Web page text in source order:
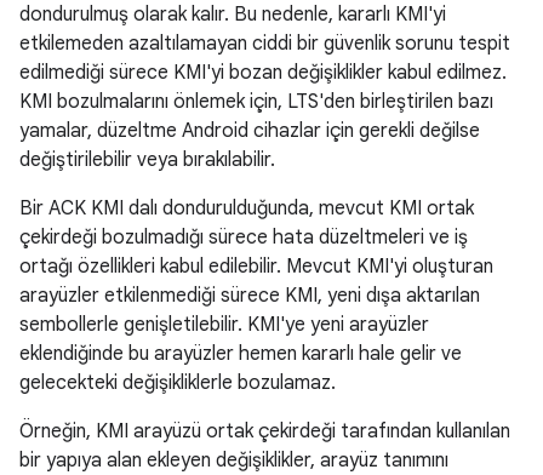
dondurulmuş olarak kalır. Bu nedenle, kararlı KMI'yi
etkilemeden azaltılamayan ciddi bir güvenlik sorunu tespit
edilmediği sürece KMI'yi bozan değişiklikler kabul edilmez.
KMI bozulmalarını önlemek için, LTS'den birleştirilen bazı
yamalar, düzeltme Android cihazlar için gerekli değilse
değiştirilebilir veya bırakılabilir.
Bir ACK KMI dalı dondurulduğunda, mevcut KMI ortak
çekirdeği bozulmadığı sürece hata düzeltmeleri ve iş
ortağı özellikleri kabul edilebilir. Mevcut KMI'yi oluşturan
arayüzler etkilenmediği sürece KMI, yeni dışa aktarılan
sembollerle genişletilebilir. KMI'ye yeni arayüzler
eklendiğinde bu arayüzler hemen kararlı hale gelir ve
gelecekteki değişikliklerle bozulamaz.
Örneğin, KMI arayüzü ortak çekirdeği tarafından kullanılan
bir yapıya alan ekleyen değişiklikler, arayüz tanımını